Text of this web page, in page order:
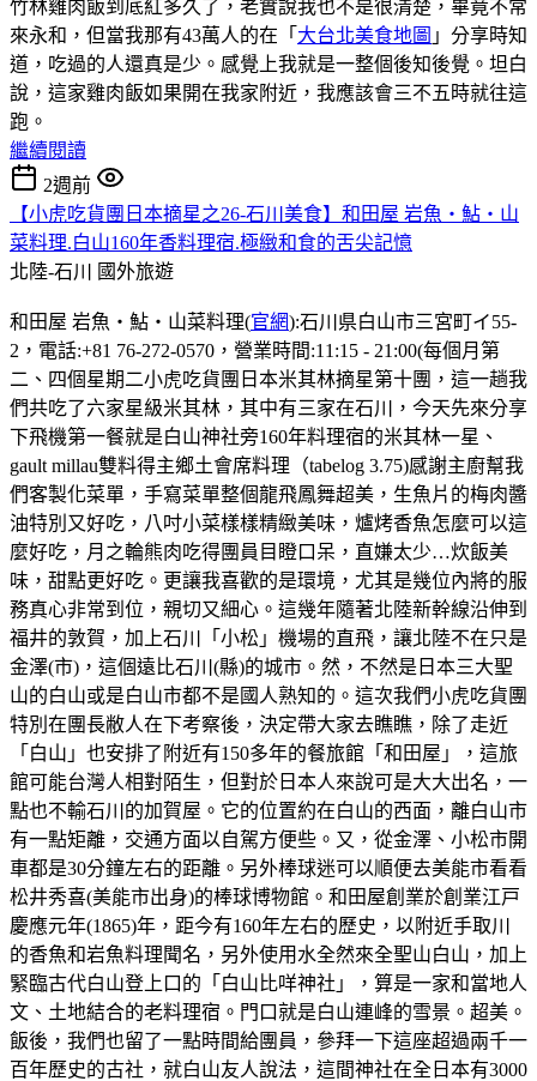
竹林雞肉飯到底紅多久了，老實說我也不是很清楚，畢竟不常
來永和，但當我那有43萬人的在「 大台北美食地圖 」分享時知
道，吃過的人還真是少。感覺上我就是一整個後知後覺。坦白
說，這家雞肉飯如果開在我家附近，我應該會三不五時就往這
跑。
繼續閱讀
2週前
【小虎吃貨團日本摘星之26-石川美食】和田屋 岩魚・鮎・山
菜料理.白山160年香料理宿.極緻和食的舌尖記憶
北陸-石川
國外旅遊
和田屋 岩魚・鮎・山菜料理(官網):石川県白山市三宮町イ55-
2，電話:+81 76-272-0570，營業時間:11:15 - 21:00(每個月第
二、四個星期二小虎吃貨團日本米其林摘星第十團，這一趟我
們共吃了六家星級米其林，其中有三家在石川，今天先來分享
下飛機第一餐就是白山神社旁160年料理宿的米其林一星、
gault millau雙料得主鄉土會席料理（tabelog 3.75)感謝主廚幫我
們客製化菜單，手寫菜單整個龍飛鳳舞超美，生魚片的梅肉醬
油特別又好吃，八吋小菜樣樣精緻美味，爐烤香魚怎麼可以這
麼好吃，月之輪熊肉吃得團員目瞪口呆，直嫌太少…炊飯美
味，甜點更好吃。更讓我喜歡的是環境，尤其是幾位內將的服
務真心非常到位，親切又細心。這幾年隨著北陸新幹線沿伸到
福井的敦賀，加上石川「小松」機場的直飛，讓北陸不在只是
金澤(市)，這個遠比石川(縣)的城市。然，不然是日本三大聖
山的白山或是白山市都不是國人熟知的。這次我們小虎吃貨團
特別在團長敝人在下考察後，決定帶大家去瞧瞧，除了走近
「白山」也安排了附近有150多年的餐旅館「和田屋」，這旅
館可能台灣人相對陌生，但對於日本人來說可是大大出名，一
點也不輸石川的加賀屋。它的位置約在白山的西面，離白山市
有一點矩離，交通方面以自駕方便些。又，從金澤、小松市開
車都是30分鐘左右的距離。另外棒球迷可以順便去美能市看看
松井秀喜(美能市出身)的棒球博物館。和田屋創業於創業江戸
慶應元年(1865)年，距今有160年左右的歷史，以附近手取川
的香魚和岩魚料理聞名，另外使用水全然來全聖山白山，加上
緊臨古代白山登上口的「白山比咩神社」，算是一家和當地人
文、土地結合的老料理宿。門口就是白山連峰的雪景。超美。
飯後，我們也留了一點時間給團員，參拜一下這座超過兩千一
百年歷史的古社，就白山友人說法，這間神社在全日本有3000